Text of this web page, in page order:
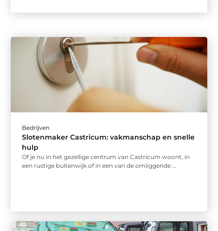
Bedrijven
Slotenmaker Castricum: vakmanschap en snelle
hulp
Of je nu in het gezellige centrum van Castricum woont, in
een rustige buitenwijk of in een van de omliggende ...